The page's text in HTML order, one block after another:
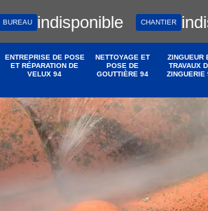
BUREAU indisponible CHANTIER
ENTREPRISE DE POSE
ET RÉPARATION DE
VELUX 94
NETTOYAGE ET
POSE DE
GOUTTIÈRE 94
ZINGUEUR
TRAVAUX
ZINGUERIE